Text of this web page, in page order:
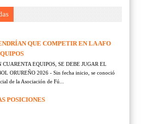
QUE COMPETIR EN LA AFO
CUARENTA EQUIPOS, SE DEBE JUGAR EL
ORUREÑO 2026 - Sin fecha inicio, se conoció
de la Asociación de Fú...
POSICIONES